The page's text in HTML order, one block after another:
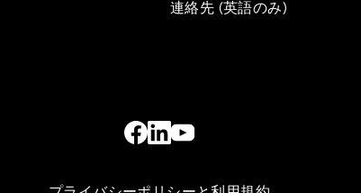
連絡先 (英語のみ)